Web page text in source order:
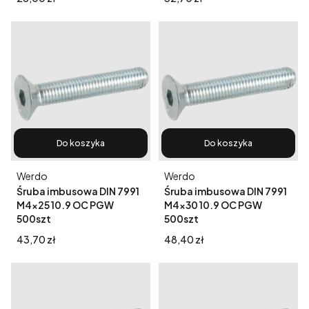
Do koszyka
Śruba imbusowa DIN 7991
M4x25 10.9 OC PGW
500szt
Producent
Werdo
Cena
43,70 zł
Do koszyka
Śruba imbusowa DIN 7991
M4x30 10.9 OC PGW
500szt
Producent
Werdo
Cena
48,40 zł